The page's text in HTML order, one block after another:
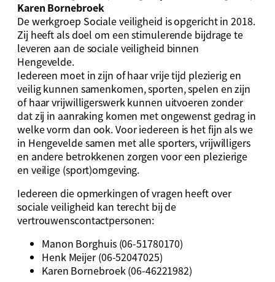
Karen Bornebroek
De werkgroep Sociale veiligheid is opgericht in 2018.
Zij heeft als doel om een stimulerende bijdrage te
leveren aan de sociale veiligheid binnen
Hengevelde.
Iedereen moet in zijn of haar vrije tijd plezierig en
veilig kunnen samenkomen, sporten, spelen en zijn
of haar vrijwilligerswerk kunnen uitvoeren zonder
dat zij in aanraking komen met ongewenst gedrag in
welke vorm dan ook. Voor iedereen is het fijn als we
in Hengevelde samen met alle sporters, vrijwilligers
en andere betrokkenen zorgen voor een plezierige
en veilige (sport)omgeving.
Iedereen die opmerkingen of vragen heeft over
sociale veiligheid kan terecht bij de
vertrouwenscontactpersonen:
Manon Borghuis (06-51780170)
Henk Meijer (06-52047025)
Karen Bornebroek (06-46221982)